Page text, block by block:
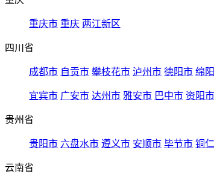
重庆市 重庆 两江新区
四川省
成都市 自贡市 攀枝花市 泸州市 德阳市 绵
宜宾市 广安市 达州市 雅安市 巴中市 资阳市
贵州省
贵阳市 六盘水市 遵义市 安顺市 毕节市 铜
云南省